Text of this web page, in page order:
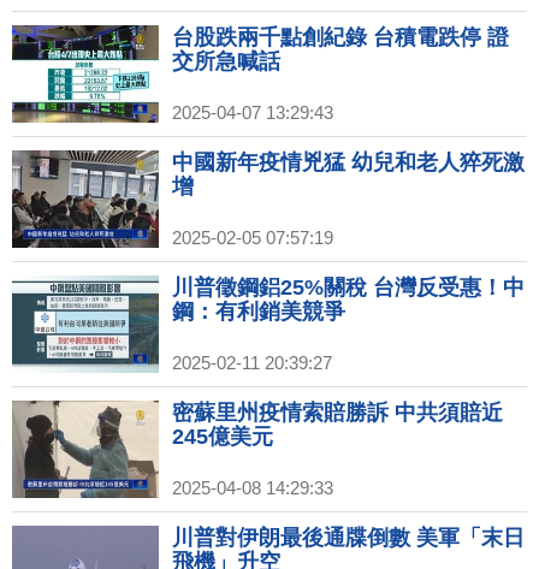
台股跌兩千點創紀錄 台積電跌停 證
交所急喊話
2025-04-07 13:29:43
中國新年疫情兇猛 幼兒和老人猝死激
增
2025-02-05 07:57:19
川普徵鋼鋁25%關稅 台灣反受惠！中
鋼：有利銷美競爭
2025-02-11 20:39:27
密蘇里州疫情索賠勝訴 中共須賠近
245億美元
2025-04-08 14:29:33
川普對伊朗最後通牒倒數 美軍「末日
飛機」升空